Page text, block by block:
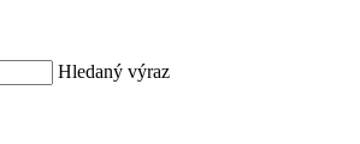
Hledaný výraz